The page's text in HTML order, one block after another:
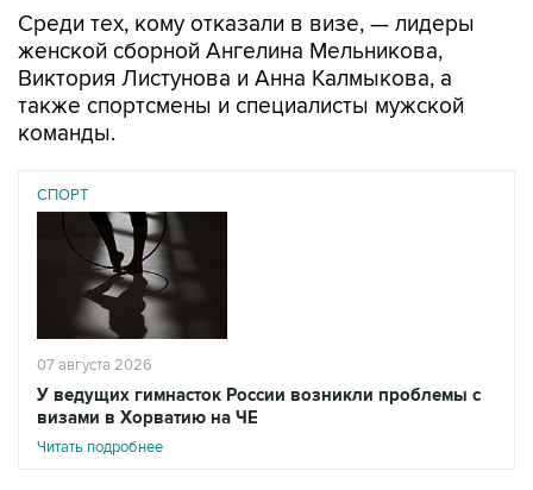
Среди тех, кому отказали в визе, — лидеры
женской сборной Ангелина Мельникова,
Виктория Листунова и Анна Калмыкова, а
также спортсмены и специалисты мужской
команды.
СПОРТ
07 августа 2026
У ведущих гимнасток России возникли проблемы с
визами в Хорватию на ЧЕ
Читать подробнее